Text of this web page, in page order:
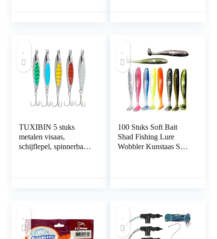
TUXIBIN 5 stuks
metalen visaas,
schijflepel, spinnerbaits
100 Stuks Soft Bait
Shad Fishing Lure
Wobbler Kunstaas Set
Perfect